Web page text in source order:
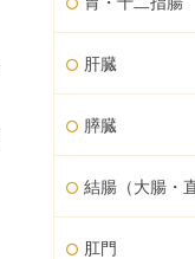
肝臓
膵臓
結腸（大腸・
肛門